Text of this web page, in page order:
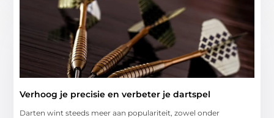
Verhoog je precisie en verbeter je dartspel
Darten wint steeds meer aan populariteit, zowel onder